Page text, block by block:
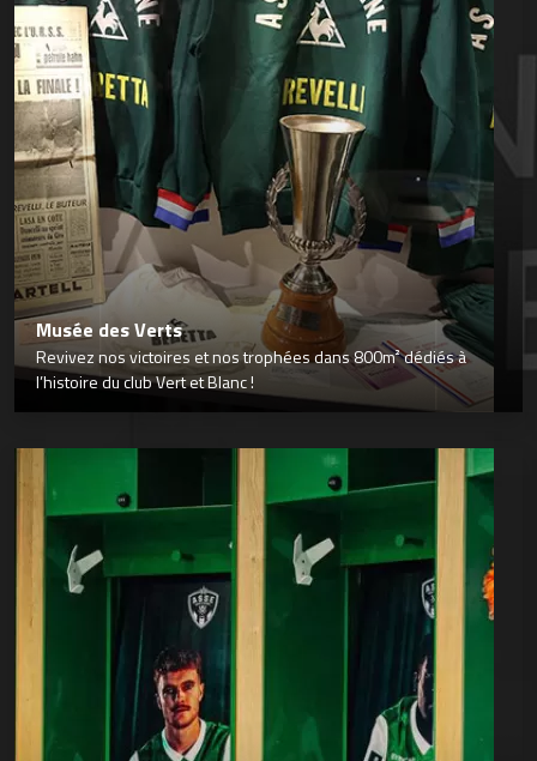
Musée des Verts
Revivez nos victoires et nos trophées dans 800m² dédiés à
l’histoire du club Vert et Blanc !